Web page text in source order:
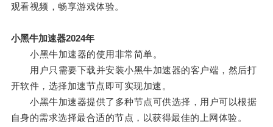
观看视频，畅享游戏体验。
小黑牛加速器2024年
小黑牛加速器的使用非常简单。
用户只需要下载并安装小黑牛加速器的客户端，然后打
开软件，选择加速节点即可实现加速。
小黑牛加速器提供了多种节点可供选择，用户可以根据
自身的需求选择最合适的节点，以获得最佳的上网体验。